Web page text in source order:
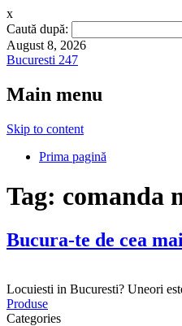
x
Caută după:
August 8, 2026
Bucuresti 247
Main menu
Skip to content
Prima pagină
Tag: comanda
Bucura-te de cea
Locuiesti in Bucuresti? Uneori
Produse
Categories